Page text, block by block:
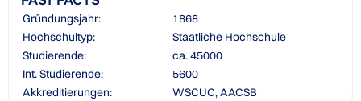
Gründungsjahr:
1868
Hochschultyp:
Staatliche Hochschule
Studierende:
ca. 45000
Int. Studierende:
5600
Akkreditierungen:
WSCUC, AACSB